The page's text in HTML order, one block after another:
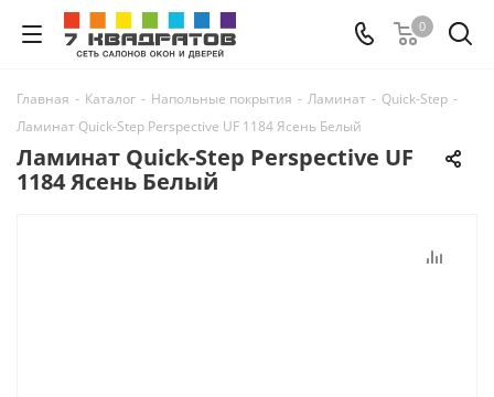
0
Главная - Каталог - Напольные покрытия - Ламинат - Quick-Step -
Ламинат Quick-Step Perspective UF 1184 Ясень Белый
Ламинат Quick-Step Perspective UF
1184 Ясень Белый